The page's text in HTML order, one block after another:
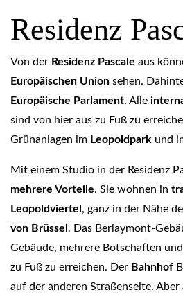
Residenz
Von der Residenz Pascale aus
Europäischen Union sehen.
Europäische Parlament. Alle
sind von hier aus zu Fuß zu
Grünanlagen im Leopoldpark und
Mit einem Studio in der Residenz
mehrere Vorteile. Sie wohnen in
Leopoldviertel , ganz in der Nähe
von Brüssel . Das Berlaymont-
Gebäude, mehrere Botschaften
zu Fuß zu erreichen. Der Bahnhof
auf der anderen Straßenseite. Aber